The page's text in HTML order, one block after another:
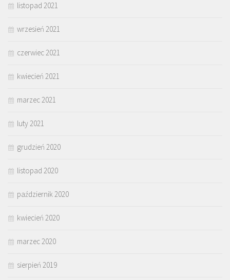
listopad 2021
wrzesień 2021
czerwiec 2021
kwiecień 2021
marzec 2021
luty 2021
grudzień 2020
listopad 2020
październik 2020
kwiecień 2020
marzec 2020
sierpień 2019